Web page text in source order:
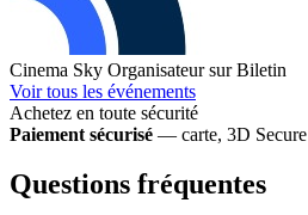
Cinema Sky Organisateur sur Biletin
Voir tous les événements
Achetez en toute sécurité
Paiement sécurisé — carte, 3D Secure
Questions fréquentes